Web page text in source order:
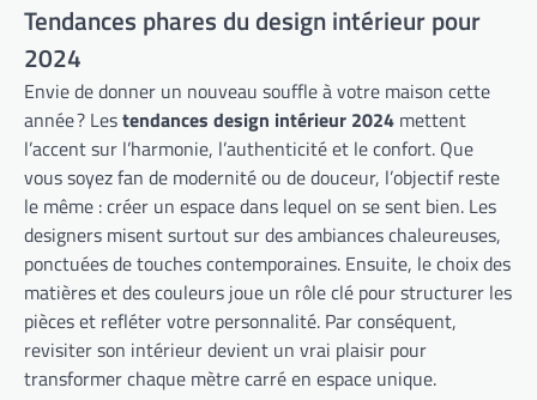
Tendances phares du design intérieur pour
2024
Envie de donner un nouveau souffle à votre maison cette
année ? Lestendances design intérieur 2024 mettent
l’accent sur l’harmonie, l’authenticité et le confort. Que
vous soyez fan de modernité ou de douceur, l’objectif reste
le même : créer un espace dans lequel on se sent bien. Les
designers misent surtout sur des ambiances chaleureuses,
ponctuées de touches contemporaines. Ensuite, le choix des
matières et des couleurs joue un rôle clé pour structurer les
pièces et refléter votre personnalité. Par conséquent,
revisiter son intérieur devient un vrai plaisir pour
transformer chaque mètre carré en espace unique.